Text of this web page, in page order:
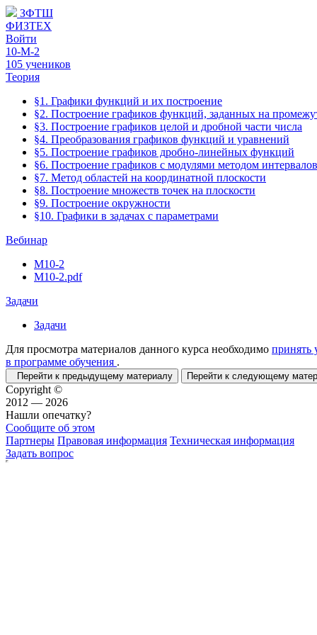
ЗФТШ
ФИЗТЕХ
Войти
10-М-2
105 учеников
Теория
§1. Графики функций и их построение
§2. Построение графиков функций, заданных на
§3. Построение графиков целой и дробной части числа
§4. Преобразования графиков функций и уравнений
§5. Построение графиков дробно-линейных функций
§6. Построение графиков с модулями методом интервалов
§7. Метод областей на координатной плоскости
§8. Построение множеств точек на плоскости
§9. Построение окружности
§10. Графики в задачах с параметрами
Вебинар
М10-2
М10-2.pdf
Задачи
Задачи
Для просмотра материалов данного курса необходимо принять
в программе обучения .
Перейти к предыдущему материалу Перейти к следующему
Copyright ©
2012 — 2026
Нашли опечатку?
Сообщите об этом
Партнеры Правовая информация Техническая информация
Задать вопрос